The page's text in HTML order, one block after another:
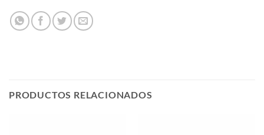
PRODUCTOS RELACIONADOS